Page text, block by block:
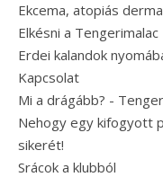
Ekcema, atopiás
Elkésni a
Erdei kalandok
Kapcsolat
Mi a drágább? -
Nehogy egy kifogyott
sikerét!
Srácok a klubból